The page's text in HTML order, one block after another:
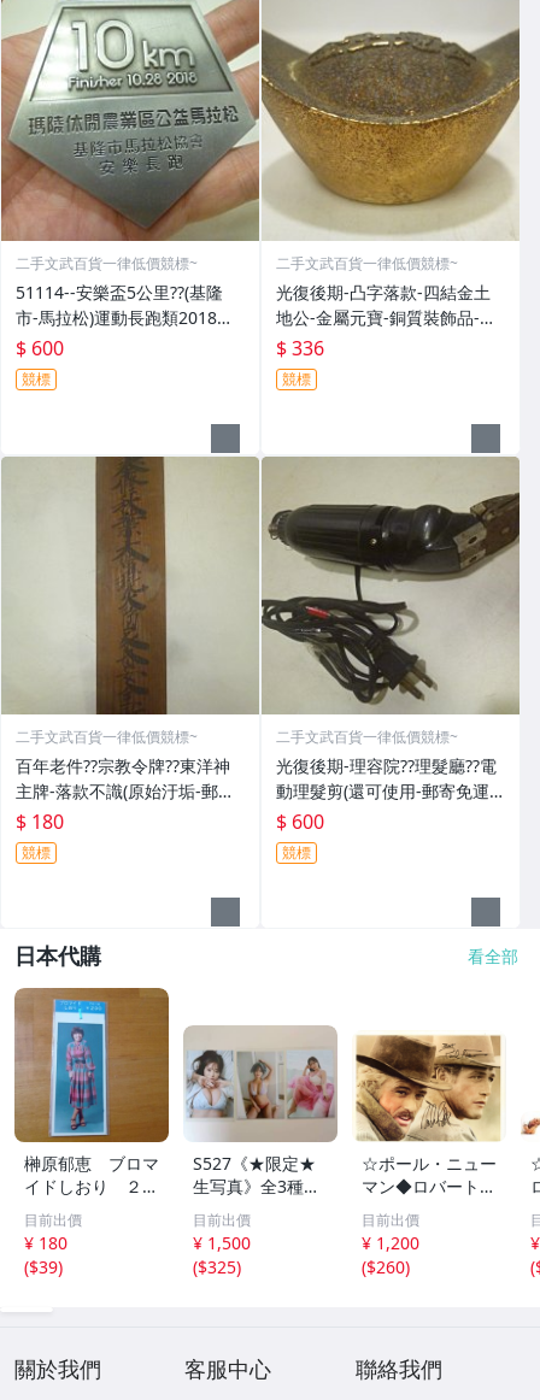
二手文武百貨一律低價競標~
51114--安樂盃5公里??(基隆
市-馬拉松)運動長跑類2018年-
精緻獎牌??紀念章??(金屬材質-
郵寄免運費)
$ 600
競標
二手文武百貨一律低價競標~
光復後期-凸字落款-四結金土
地公-金屬元寶-銅質裝飾品-宗
教發財金??(郵寄免運費)罕見收
藏品
$ 336
競標
二手文武百貨一律低價競標~
百年老件??宗教令牌??東洋神
主牌-落款不識(原始汙垢-郵寄
免運費)罕見收藏品-60729
$ 180
競標
二手文武百貨一律低價競標~
光復後期-理容院??理髮廳??電
動理髮剪(還可使用-郵寄免運
費)收藏品~收藏用
$ 600
競標
日本代購 看全部
榊原郁恵 ブロマ
イドしおり ２枚
組 レトロ 送料
１１０円 未開封
目前出價
¥ 180
($39)
S527《★限定★
生写真》全3種セ
ット【井口裕香】
FLASH（フラッシ
ュ）2026年8月18
日・25日合併号
目前出價
¥ 1,500
($325)
☆ポール・ニュー
マン◆ロバート・
レッドフォード◆
サイン入り写真◆
30x20㎝☆
目前出價
¥ 1,200
($260)
(
關於我們 客服中心 聯絡我們